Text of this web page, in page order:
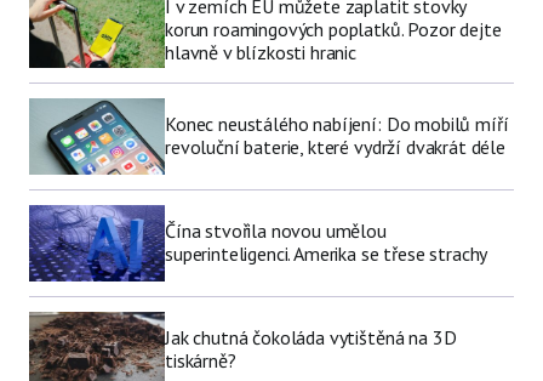
I v zemích EU můžete zaplatit stovky
korun roamingových poplatků. Pozor dejte
hlavně v blízkosti hranic
Konec neustálého nabíjení: Do mobilů míří
revoluční baterie, které vydrží dvakrát déle
Čína stvořila novou umělou
superinteligenci. Amerika se třese strachy
Jak chutná čokoláda vytištěná na 3D
tiskárně?